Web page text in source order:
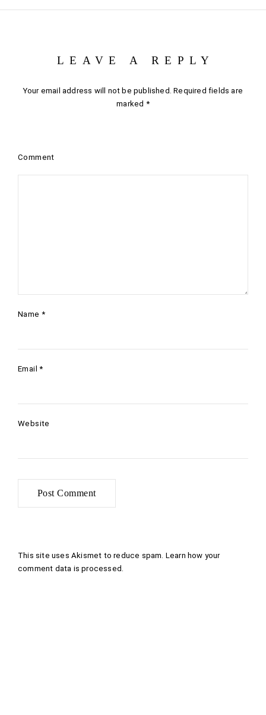
LEAVE A REPLY
Your email address will not be published. Required fields are
marked *
Comment
Name *
Email*
Website
This site uses Akismet to reduce spam. Learn how your
comment data is processed